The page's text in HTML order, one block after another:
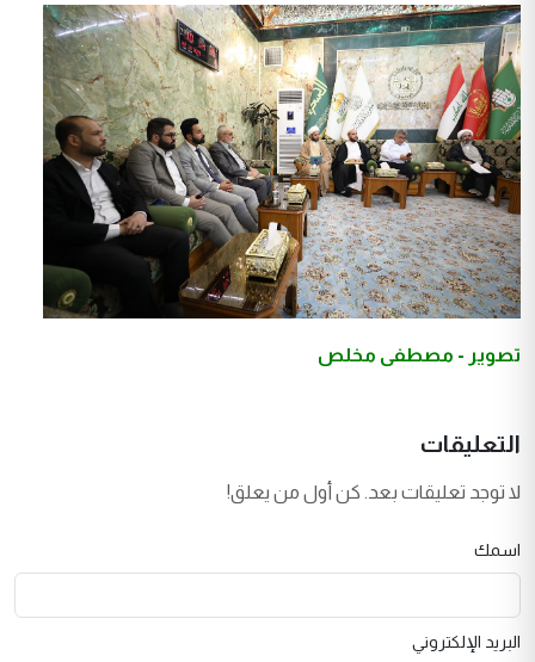
تصوير - مصطفى مخلص
التعليقات
لا توجد تعليقات بعد. كن أول من يعلق!
اسمك
البريد الإلكتروني